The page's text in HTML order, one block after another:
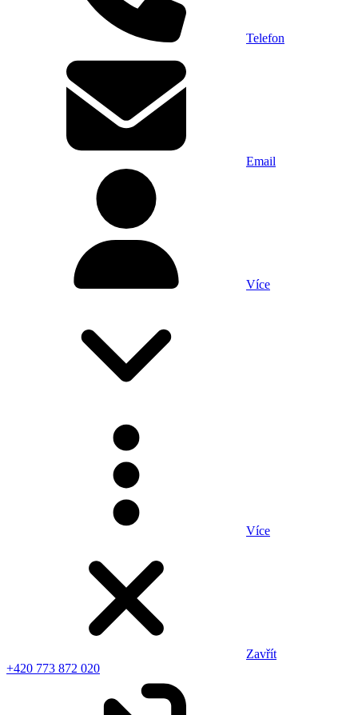
Telefon
Email
Více
Více
Zavřít
+420 773 872 020